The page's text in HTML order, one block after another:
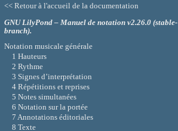
<< Retour à l'accueil de la documentation
GNU LilyPond – Manuel de notation v2.26.0 (stable-
branch).
Notation musicale générale
1 Hauteurs
2 Rythme
3 Signes d’interprétation
4 Répétitions et reprises
5 Notes simultanées
6 Notation sur la portée
7 Annotations éditoriales
8 Texte